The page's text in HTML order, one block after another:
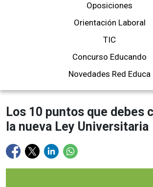
Oposiciones
Orientación Laboral
TIC
Concurso Educando
Novedades Red Educa
Los 10 puntos que debes
la nueva Ley Universitaria